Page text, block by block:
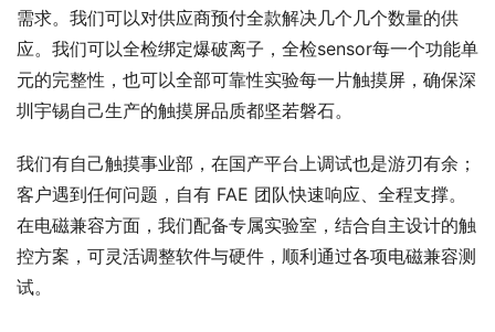
需求。我们可以对供应商预付全款解决几个几个数量的供
应。我们可以全检绑定爆破离子，全检sensor每一个功能单
元的完整性，也可以全部可靠性实验每一片触摸屏，确保深
圳宇锡自己生产的触摸屏品质都坚若磐石。
我们有自己触摸事业部，在国产平台上调试也是游刃有余；
客户遇到任何问题，自有 FAE 团队快速响应、全程支撑。
在电磁兼容方面，我们配备专属实验室，结合自主设计的触
控方案，可灵活调整软件与硬件，顺利通过各项电磁兼容测
试。